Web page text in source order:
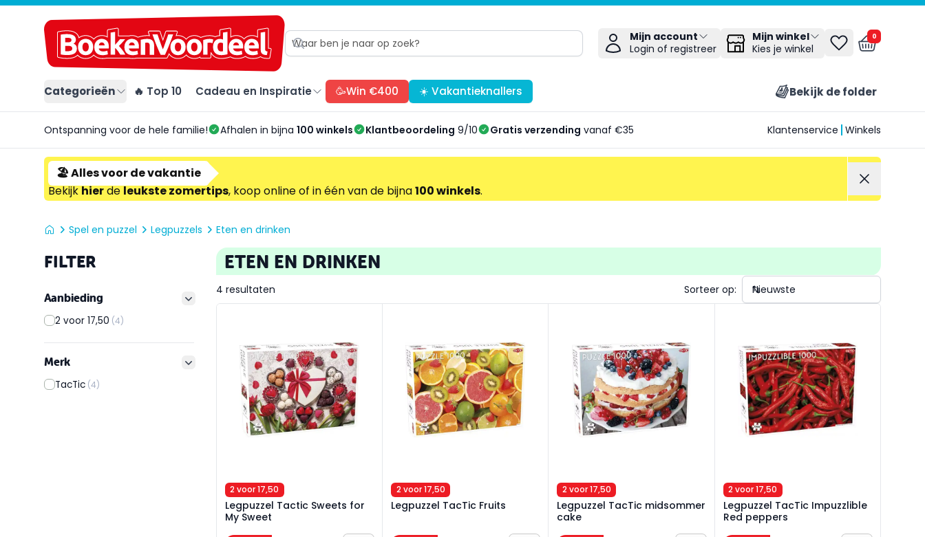
Mijn account
Login of registreer
Mijn winkel
Kies je winkel
0
Categorieën 🔥 Top 10 Cadeau en Inspiratie 🥳Win €400 ☀️ Vakantieknallers Bekijk de folder
Ontspanning voor de hele familie! Afhalen in bijna 100 winkels Klantbeoordeling 9/10 Gratis verzending vanaf €35 Klantenservice Winkels
🏖️ Alles voor de vakantie
Bekijkhierdeleukste zomertips, koop online of in één van de bijna100 winkels.
Spel en puzzel Legpuzzels Eten en drinken
FILTER
Aanbieding filter button
2 voor 17,50 (4)
Merk filter button
TacTic (4)
ETEN EN DRINKEN
4 resultaten Sorteer op:
2 voor 17,50
Legpuzzel Tactic Sweets for
My Sweet
2 voor 17,50
Legpuzzel TacTic Fruits
2 voor 17,50
Legpuzzel TacTic midsommer
cake
2 voor 17,50
Legpuzzel TacTic Impuzzlible
Red peppers